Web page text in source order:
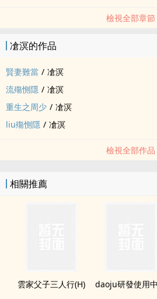
檢視全部章節
凔溟的作品
賢妻難當 / 凔溟
流殤惻隱 / 凔溟
重生之周少 / 凔溟
liu殤惻隱 / 凔溟
檢視全部作品
相關推薦
雲家父子三人行(H) daoju研發使用